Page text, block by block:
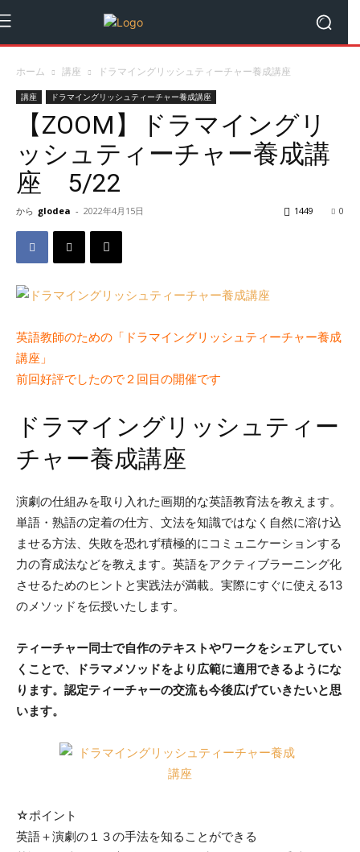
ホーム 講座 ドラマイングリッシュティーチャー養成講座
講座 ドラマイングリッシュティーチャー養成講座
【ZOOM】ドラマイングリ
ッシュティーチャー養成講
座 5/22
から glodea - 2022年4月15日 0
1449
英語教師のための「ドラマイングリッシュティーチャー養成
講座」
前回好評でしたので２回目の開催です
ドラマイングリッシュティー
チャー養成講座
演劇の仕組みを取り入れた画期的な英語教育法を教えます。
単語・熟語の定着の仕方、文法を知識ではなく自然に溶け込
ませる方法、失敗を恐れず積極的にコミュニケーションする
力の育成法などを教えます。英語をアクティブラーニング化
させるためのヒントと実践法が満載。実際にすぐに使える13
のメソッドを伝授いたします。
ティーチャー同士で自作のテキストやワークをシェアしてい
くことで、ドラマメソッドをより広範に適用できるようにな
ります。認定ティーチャーの交流も今後広げていきたいと思
います。
☆ポイント
英語＋演劇の１３の手法を知ることができる